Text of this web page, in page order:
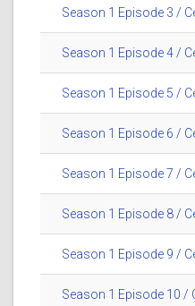
Season 1 Episode 3 /
Season 1 Episode 4 /
Season 1 Episode 5 /
Season 1 Episode 6 /
Season 1 Episode 7 /
Season 1 Episode 8 /
Season 1 Episode 9 /
Season 1 Episode 10 /